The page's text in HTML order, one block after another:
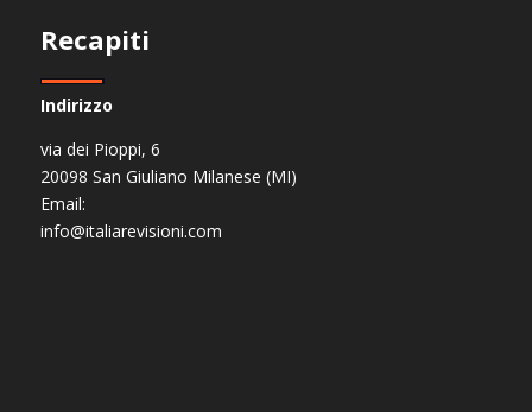
Recapiti
Indirizzo
via dei Pioppi, 6
20098 San Giuliano Milanese (MI)
Email:
info@italiarevisioni.com